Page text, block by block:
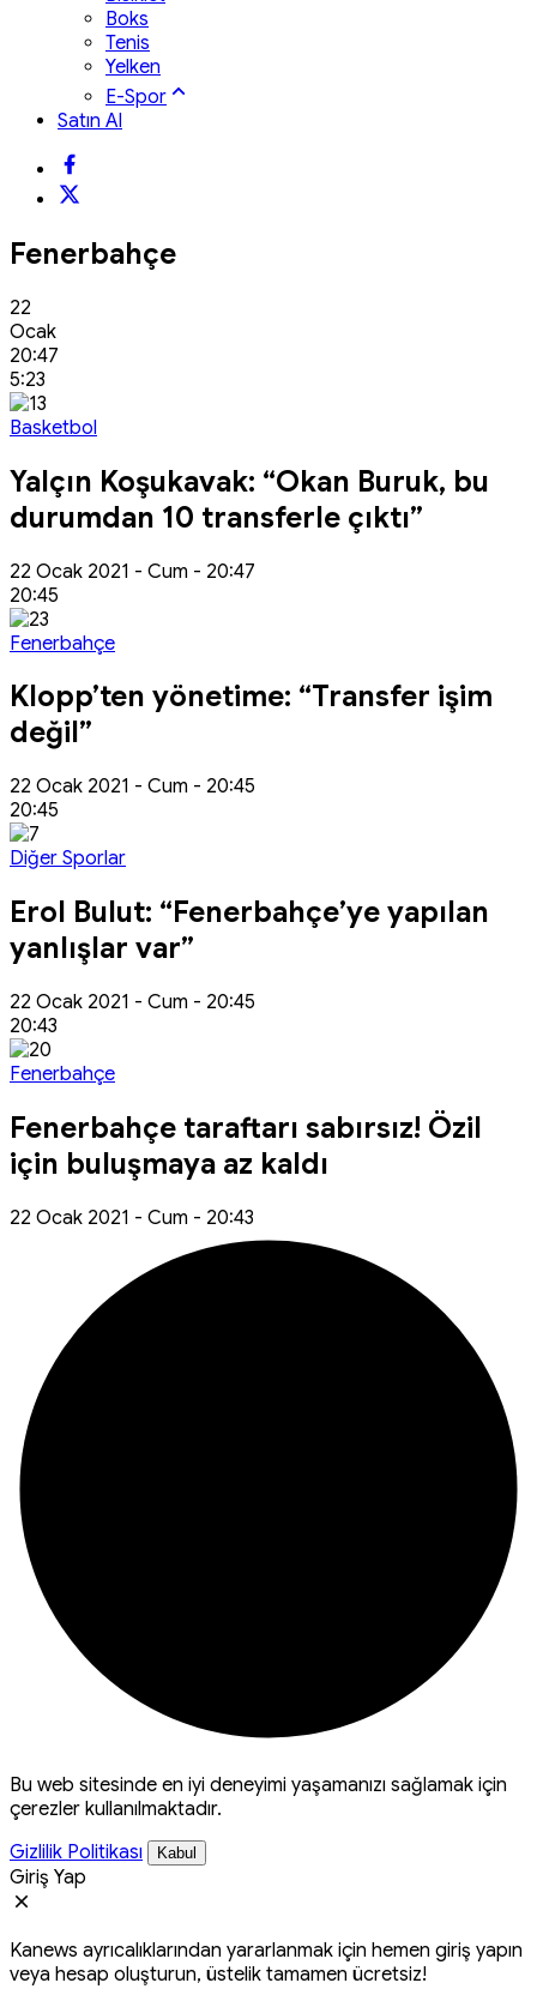
Boks
Tenis
Yelken
E-Spor
Satın Al
Fenerbahçe
22
Ocak
20:47
5:23
Basketbol
Yalçın Koşukavak: “Okan Buruk, bu
durumdan 10 transferle çıktı”
22 Ocak 2021 - Cum - 20:47
20:45
Fenerbahçe
Klopp’ten yönetime: “Transfer işim
değil”
22 Ocak 2021 - Cum - 20:45
20:45
Diğer Sporlar
Erol Bulut: “Fenerbahçe’ye yapılan
yanlışlar var”
22 Ocak 2021 - Cum - 20:45
20:43
Fenerbahçe
Fenerbahçe taraftarı sabırsız! Özil
için buluşmaya az kaldı
22 Ocak 2021 - Cum - 20:43
Bu web sitesinde en iyi deneyimi yaşamanızı sağlamak için
çerezler kullanılmaktadır.
Gizlilik Politikası
Kabul
Giriş Yap
Kanews ayrıcalıklarından yararlanmak için hemen giriş yapın
veya hesap oluşturun, üstelik tamamen ücretsiz!